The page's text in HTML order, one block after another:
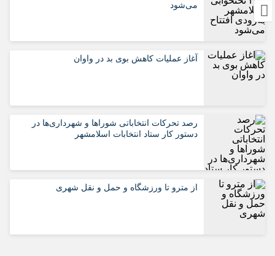
می‌شود
آغاز عملیات کاهش بوی بد در واوان
رصد تحرکات انتخاباتی شوراها و شهرداری‌ها در
دستور کار ستاد انتخابات اسلامشهر
از مترو تا ورزشگاه و حمل‌ و نقل شهری